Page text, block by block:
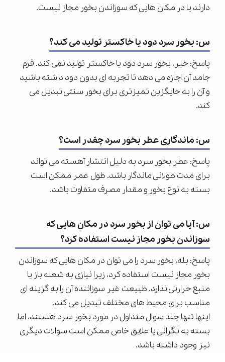
دارند یا در مکان هایی که سوزاندن بخور مجاز نیست.
س: بخور سرد دود یا خاکستر تولید می کند؟
پاسخ: خیر، بخور سرد دود یا خاکستر تولید نمی کند. فرم
جامد آن اجازه می دهد تا تجربه ای بدون دود داشته باشید
و آن را به جایگزین تمیزتری برای بخور سنتی تبدیل می
کند.
س: ماندگاری عطر بخور سرد چقدر است؟
پاسخ: عطر بخور سرد به دلیل انتشار آهسته می تواند
برای مدت طولانی ماندگار باشد. طول عمر ممکن است
بسته به نوع بخور و مقدار مصرف متفاوت باشد.
س: آیا می توان از بخور سرد در مکان هایی که
سوزاندن بخور مجاز نیست استفاده کرد؟
پاسخ: بله، بخور سرد را می توان در مکان هایی که سوزاندن
بخور مجاز نیست استفاده کرد، زیرا نیازی به شعله باز یا
منبع حرارتی ندارد. طبیعت غیر سوزاننده آن را به گزینه ای
مناسب برای محیط های مختلف تبدیل می کند.
اینها تنها چند سوال متداول در مورد بخور سرد هستند، اما
بسته به نگرانی یا علایق خاص ممکن است سوالات دیگری
نیز وجود داشته باشد.